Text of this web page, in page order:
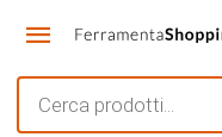
search